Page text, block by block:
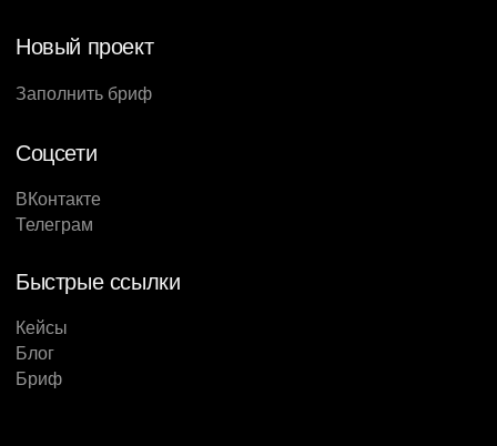
Новый проект
Заполнить бриф
Соцсети
ВКонтакте
Телеграм
Быстрые ссылки
Кейсы
Блог
Бриф